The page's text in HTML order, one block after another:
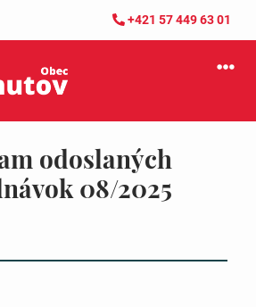
+421 57 449 63 01
odoslaných
08/2025